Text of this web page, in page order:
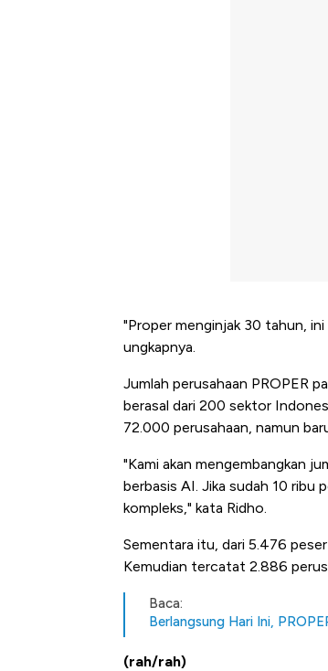
"Proper menginjak 30 tahun,
ungkapnya.
Jumlah perusahaan PROPER
berasal dari 200 sektor
72.000 perusahaan, namun
"Kami akan mengembangkan
berbasis AI. Jika sudah 10 ribu
kompleks," kata Ridho.
Sementara itu, dari 5.476
Kemudian tercatat 2.886
Baca:
Berlangsung Hari Ini,
(rah/rah)
Kongo Tutup